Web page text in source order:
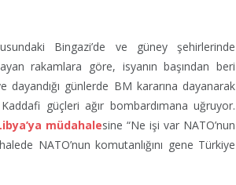
Bingazi’de ve güney şehirlerinde
rakamlara göre, isyanın başından beri
dayandığı günlerde BM kararına dayanarak
güçleri ağır bombardımana uğruyor.
müdahalesine “Ne işi var NATO’nun
NATO’nun komutanlığını gene Türkiye